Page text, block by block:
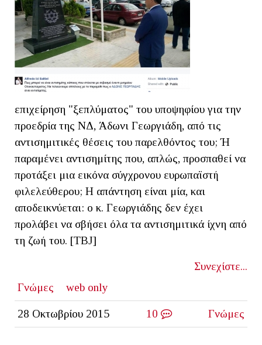
επιχείρηση "ξεπλύματος" του υποψηφίου για την
προεδρία της ΝΔ, Άδωνι Γεωργιάδη, από τις
αντισημιτικές θέσεις του παρελθόντος του; Ή
παραμένει αντισημίτης που, απλώς, προσπαθεί να
προτάξει μια εικόνα σύγχρονου ευρωπαϊστή
φιλελεύθερου; Η απάντηση είναι μία, και
αποδεικνύεται: ο κ. Γεωργιάδης δεν έχει
προλάβει να σβήσει όλα τα αντισημιτικά ίχνη από
τη ζωή του. [ΤΒJ]
Συνεχίστε...
Γνώμες
web only
28 Οκτωβρίου 2015 10 Γνώμες